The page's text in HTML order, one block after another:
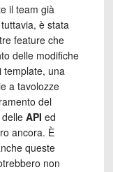
il team già
è stata
feature che
delle modifiche
template, una
a tavolozze
del
API ed
ancora. È
queste
non